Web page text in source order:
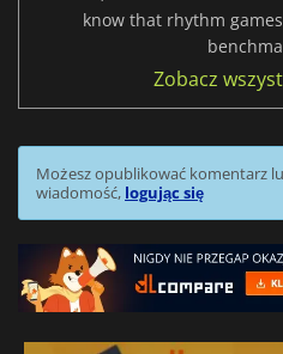
know that rhythm
Zobacz
Możesz opublikować komentarz
wiadomość, logując się